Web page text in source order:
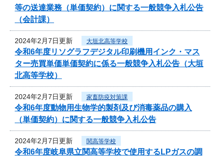
等の送達業務（単価契約）に関する一般競争入札公告
（会計課）
2024年2月7日更新 大垣北高等学校
令和6年度リソグラフデジタル印刷機用インク・マス
ター売買単価単価契約に係る一般競争入札公告（大垣
北高等学校）
2024年2月7日更新 家畜防疫対策課
令和6年度動物用生物学的製剤及び消毒薬品の購入
（単価契約）に関する一般競争入札公告
2024年2月7日更新 関高等学校
令和6年度岐阜県立関高等学校で使用するLPガスの調